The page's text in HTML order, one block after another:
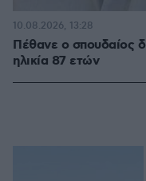
Πέθανε ο σπουδαίος
ηλικία 87 ετών
10.08.2026, 13:28